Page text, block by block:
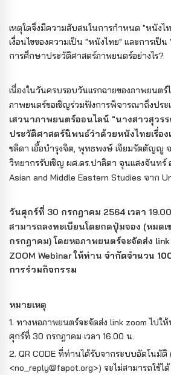
เหตุใดจึงมีความสับสนในการกำหนด "หนังไท
เงื่อนไขของความเป็น "หนังไทย" และการเป็
การศึกษาประวัติศาสตร์ภาพยนตร์อย่างไร?
เนื่องในวันครบรอบวันแรกฉายของภาพยนตร์
ภาพยนตร์ขอเชิญร่วมฟังการพิจารณาถึงประ
เสวนาภาพยนตร์ออนไลน์ "นางสาวสุวร
ประวัติศาสตร์นิพนธ์ว่าด้วยหนังไทยเรื่อง
ชลิดา เอื้อบำรุงจิต, พุทธพงษ์ เจียมรัตตัญญู
วิทยากรรับเชิญ ผศ.ดร.ปาลิตา จุนแสงจันทร์
Asian and Middle Eastern Studies จาก
วันศุกร์ที่ 30 กรกฎาคม 2564 เวลา
สามารถลงทะเบียนโดยกดปุ่มจอง (หมดเ
กรกฎาคม) โดยหอภาพยนตร์จะจัดส่ง link
ZOOM Webinarให้ท่าน จำกัดจำนวน
การร่วมกิจกรรม
หมายเหตุ
1. ทางหอภาพยนตร์จะจัดส่ง link zoom ไปใ
ศุกร์ที่ 30 กรกฎาคม เวลา 16.00 น.
2. QR CODE ที่ท่านได้รับจากระบบอัตโนมัติ
<no_reply@fapot.org>) จะไม่สามารถใช้ได้